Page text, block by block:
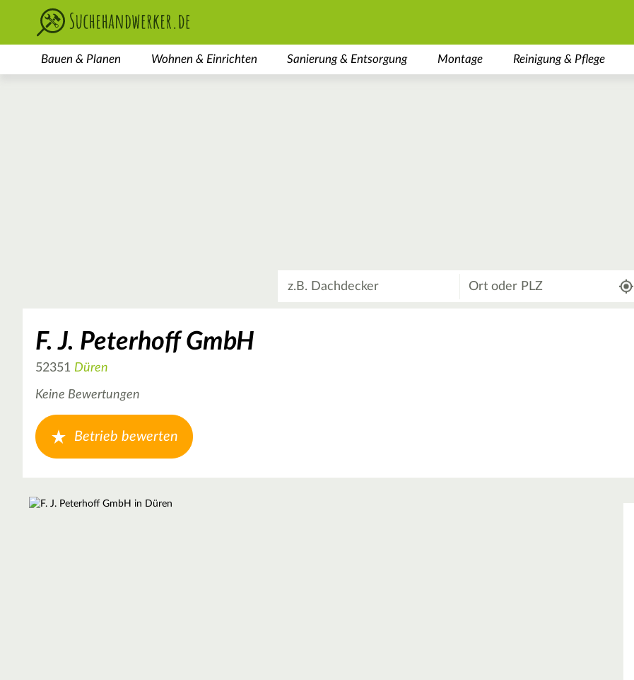
Bauen & Planen Wohnen & Einrichten Sanierung & Entsorgung Montage Reinigung & Pflege
F. J. Peterhoff GmbH
52351 Düren
Keine Bewertungen
Betrieb bewerten